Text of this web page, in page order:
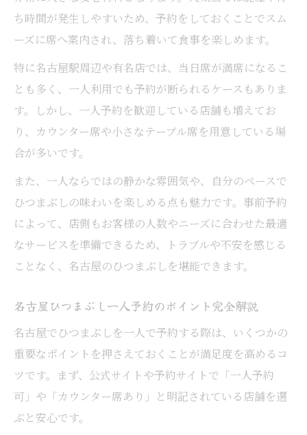
ち時間が発生しやすいため、予約をしておくことでスム
ーズに席へ案内され、落ち着いて食事を楽しめます。
特に名古屋駅周辺や有名店では、当日席が満席になるこ
とも多く、一人利用でも予約が断られるケースもありま
す。しかし、一人予約を歓迎している店舗も増えてお
り、カウンター席や小さなテーブル席を用意している場
合が多いです。
また、一人ならではの静かな雰囲気や、自分のペースで
ひつまぶしの味わいを楽しめる点も魅力です。事前予約
によって、店側もお客様の人数やニーズに合わせた最適
なサービスを準備できるため、トラブルや不安を感じる
ことなく、名古屋のひつまぶしを堪能できます。
名古屋ひつまぶし一人予約のポイント完全解説
名古屋でひつまぶしを一人で予約する際は、いくつかの
重要なポイントを押さえておくことが満足度を高めるコ
ツです。まず、公式サイトや予約サイトで「一人予約
可」や「カウンター席あり」と明記されている店舗を選
ぶと安心です。